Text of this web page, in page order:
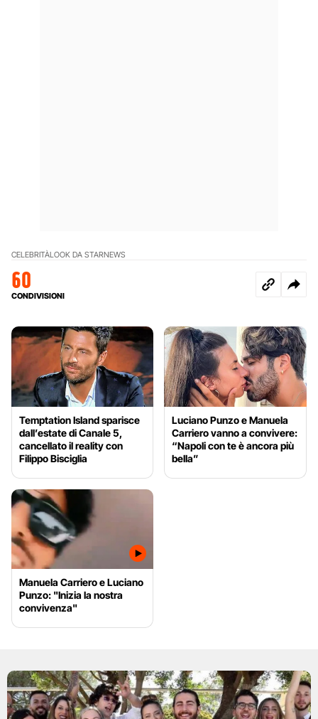
CELEBRITÀLOOK DA STARNEWS
60
CONDIVISIONI
Temptation Island sparisce
dall’estate di Canale 5,
cancellato il reality con
Filippo Bisciglia
Luciano Punzo e Manuela
Carriero vanno a convivere:
“Napoli con te è ancora più
bella”
Manuela Carriero e Luciano
Punzo: "Inizia la nostra
convivenza"